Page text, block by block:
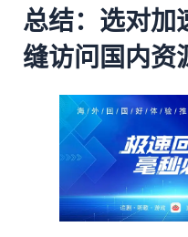
总结：选对加
缝访问国内资